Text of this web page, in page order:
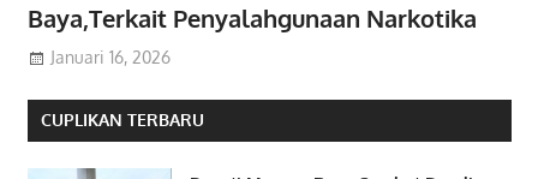
Baya,Terkait Penyalahgunaan Narkotika
Januari 16, 2026
CUPLIKAN TERBARU